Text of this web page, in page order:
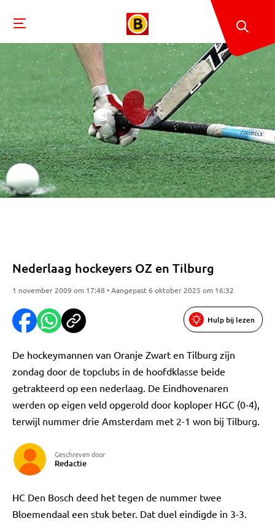
Nederlaag hockeyers OZ en Tilburg
1 november 2009 om 17:48 • Aangepast 6 oktober 2025 om 16:32
Hulp bij lezen
De hockeymannen van Oranje Zwart en Tilburg zijn
zondag door de topclubs in de hoofdklasse beide
getrakteerd op een nederlaag. De Eindhovenaren
werden op eigen veld opgerold door koploper HGC (0-4),
terwijl nummer drie Amsterdam met 2-1 won bij Tilburg.
Geschreven door
Redactie
HC Den Bosch deed het tegen de nummer twee
Bloemendaal een stuk beter. Dat duel eindigde in 3-3.